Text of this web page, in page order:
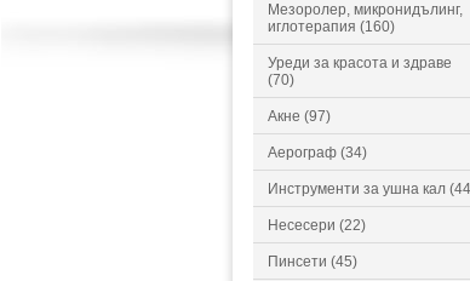
Мезоролер, микронидълинг,
иглотерапия (160)
Уреди за красота и здраве
(70)
Акне (97)
Аерограф (34)
Инструменти за ушна кал
Несесери (22)
Пинсети (45)